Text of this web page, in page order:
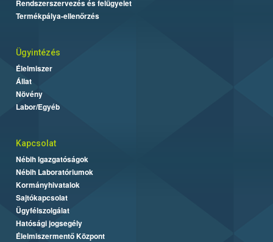
Rendszerszervezés és felügyelet
Termékpálya-ellenőrzés
Ügyintézés
Élelmiszer
Állat
Növény
Labor/Egyéb
Kapcsolat
Nébih Igazgatóságok
Nébih Laboratóriumok
Kormányhivatalok
Sajtókapcsolat
Ügyfélszolgálat
Hatósági jogsegély
Élelmiszermentő Központ